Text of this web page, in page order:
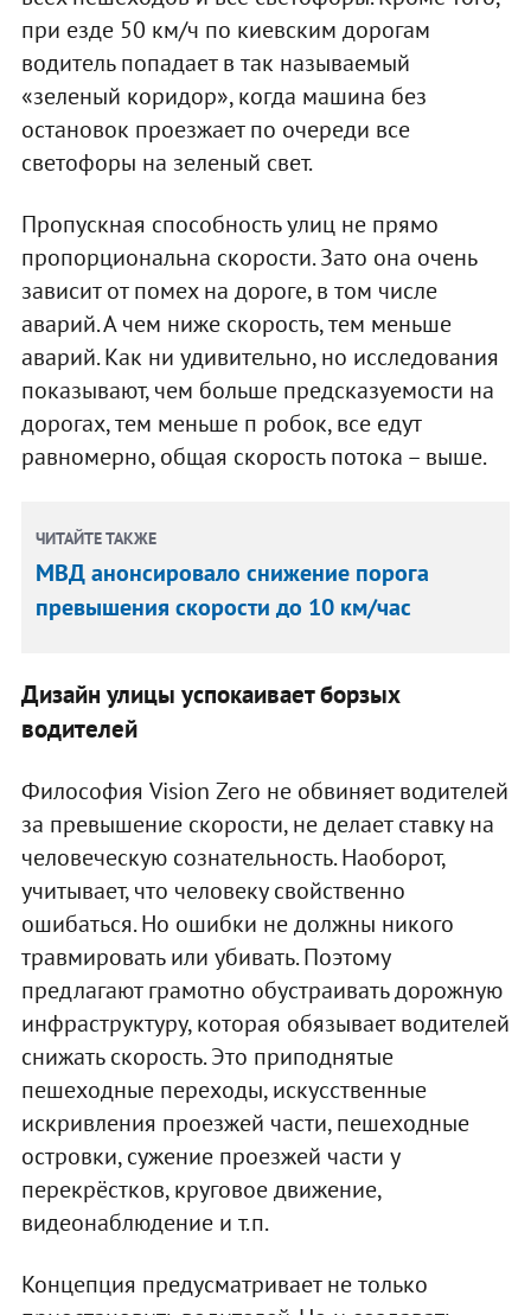
при езде 50 км/ч по киевским дорогам
водитель попадает в так называемый
«зеленый коридор», когда машина без
остановок проезжает по очереди все
светофоры на зеленый свет.
Пропускная способность улиц не прямо
пропорциональна скорости. Зато она очень
зависит от помех на дороге, в том числе
аварий. А чем ниже скорость, тем меньше
аварий. Как ни удивительно, но исследования
показывают, чем больше предсказуемости на
дорогах, тем меньше п робок, все едут
равномерно, общая скорость потока – выше.
ЧИТАЙТЕ ТАКЖЕ
МВД анонсировало снижение порога
превышения скорости до 10 км/час
Дизайн улицы успокаивает борзых
водителей
Философия Vision Zero не обвиняет водителей
за превышение скорости, не делает ставку на
человеческую сознательность. Наоборот,
учитывает, что человеку свойственно
ошибаться. Но ошибки не должны никого
травмировать или убивать. Поэтому
предлагают грамотно обустраивать дорожную
инфраструктуру, которая обязывает водителей
снижать скорость. Это приподнятые
пешеходные переходы, искусственные
искривления проезжей части, пешеходные
островки, сужение проезжей части у
перекрёстков, круговое движение,
видеонаблюдение и т.п.
Концепция предусматривает не только